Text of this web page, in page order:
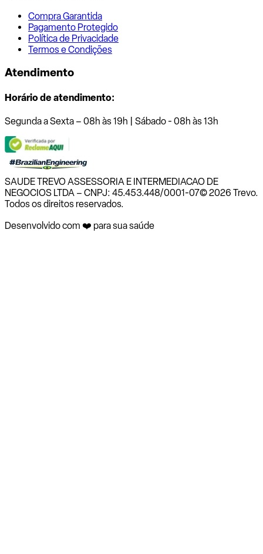
Compra Garantida
Pagamento Protegido
Política de Privacidade
Termos e Condições
Atendimento
Horário de atendimento:
Segunda a Sexta – 08h às 19h | Sábado - 08h às 13h
SAUDE TREVO ASSESSORIA E INTERMEDIACAO DE
NEGOCIOS LTDA – CNPJ: 45.453.448/0001-07© 2026 Trevo.
Todos os direitos reservados.
Desenvolvido com ❤️ para sua saúde